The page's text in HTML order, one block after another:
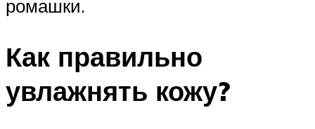
ромашки.
Как правильно
увлажнять кожу?